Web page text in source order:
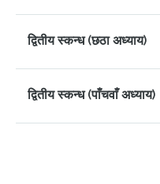
द्वितीय स्कन्ध (छठा अध्याय)
द्वितीय स्कन्ध (पाँचवाँ अध्याय)